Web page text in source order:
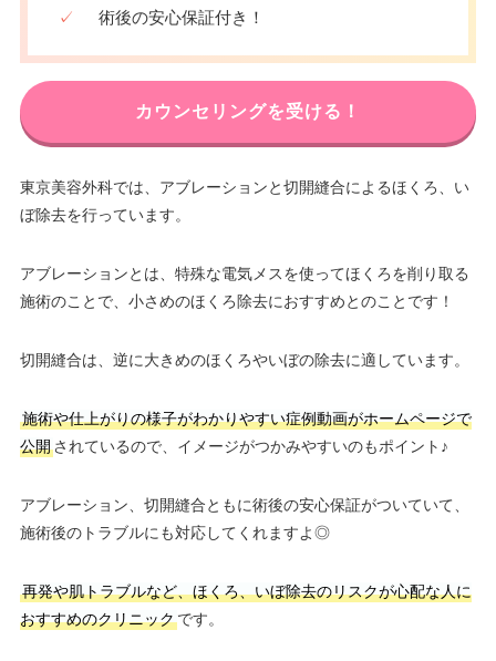
✓ 術後の安心保証付き！
カウンセリングを受ける！
東京美容外科では、アブレーションと切開縫合によるほくろ、い
ぼ除去を行っています。
アブレーションとは、特殊な電気メスを使ってほくろを削り取る
施術のことで、小さめのほくろ除去におすすめとのことです！
切開縫合は、逆に大きめのほくろやいぼの除去に適しています。
施術や仕上がりの様子がわかりやすい症例動画がホームページで
公開されているので、イメージがつかみやすいのもポイント♪
アブレーション、切開縫合ともに術後の安心保証がついていて、
施術後のトラブルにも対応してくれますよ◎
再発や肌トラブルなど、ほくろ、いぼ除去のリスクが心配な人に
おすすめのクリニックです。